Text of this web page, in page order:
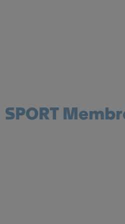
SPORT